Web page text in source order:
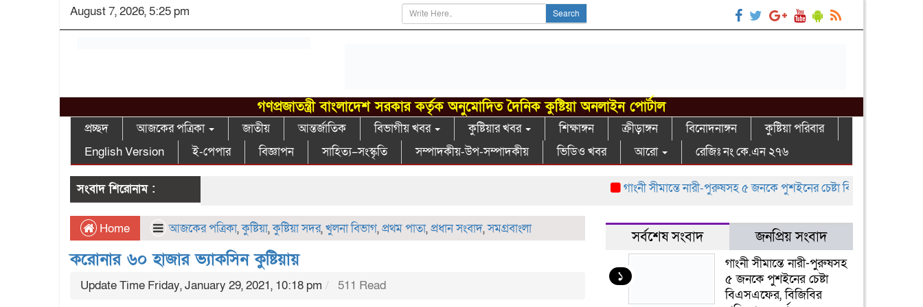
August 7, 2026, 5:25 pm Search
গণপ্রজাতন্ত্রী বাংলাদেশ সরকার কর্তৃক অনুমোদিত দৈনিক কুষ্টিয়া অনলাইন পোর্টাল
প্রচ্ছদ আজকের পত্রিকা জাতীয় আন্তর্জাতিক বিভাগীয় খবর কুষ্টিয়ার খবর শিক্ষাঙ্গন ক্রীড়াঙ্গন বিনোদনাঙ্গন
কুষ্টিয়া পরিবার
English Version
ই-পেপার বিজ্ঞাপন সাহিত্য–সংস্কৃতি সম্পাদকীয়-উপ-সম্পাদকীয় ভিডিও খবর আরো রেজিঃ নং কে.এন ২৭৬
সংবাদ শিরোনাম : গাংনী সীমান্তে নারী-পুরুষসহ ৫ জনকে পুশইনের চেষ্টা বিএসএফের, বিজিবির
Home আজকের পত্রিকা,কুষ্টিয়া,কুষ্টিয়া সদর,খুলনা বিভাগ,প্রথম পাতা,প্রধান সংবাদ,সমগ্রবাংলা
করোনার ৬০ হাজার ভ্যাকসিন কুষ্টিয়ায়
Update Time Friday, January 29, 2021, 10:18 pm 511 Read
সর্বশেষ সংবাদ জনপ্রিয় সংবাদ
১
গাংনী সীমান্তে নারী-পুরুষসহ
৫ জনকে পুশইনের চেষ্টা
বিএসএফের, বিজিবির